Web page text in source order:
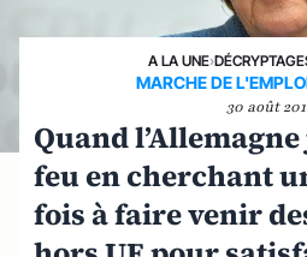
A LA UNE›
MARCHE DE
30 août
Quand
feu en cherchant
fois à faire venir